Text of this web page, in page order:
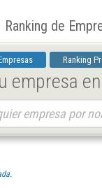
Ranking de
Ranking
empresa